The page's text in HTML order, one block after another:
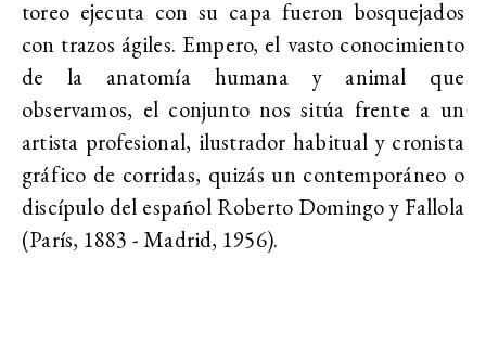
toreo ejecuta con su capa fueron bosquejados
con trazos ágiles. Empero, el vasto conocimiento
de la anatomía humana y animal que
observamos, el conjunto nos sitúa frente a un
artista profesional, ilustrador habitual y cronista
gráfico de corridas, quizás un contemporáneo o
discípulo del español Roberto Domingo y Fallola
(París, 1883 - Madrid, 1956).